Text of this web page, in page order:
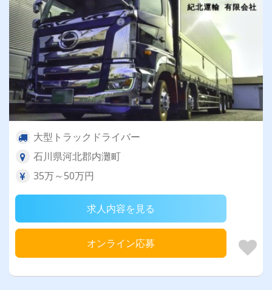
大型トラックドライバー
石川県河北郡内灘町
35万～50万円
求人内容を見る
オンライン応募